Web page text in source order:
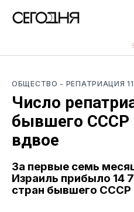
ОБЩЕСТВО - РЕПАТРИАЦИЯ
Число
бывшего СССР
вдвое
За первые семь
Израиль прибыло 14
стран бывшего СССР